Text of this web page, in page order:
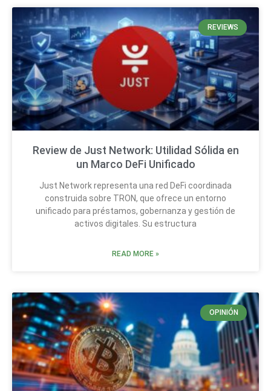
REVIEWS
Review de Just Network: Utilidad Sólida en
un Marco DeFi Unificado
Just Network representa una red DeFi coordinada
construida sobre TRON, que ofrece un entorno
unificado para préstamos, gobernanza y gestión de
activos digitales. Su estructura
READ MORE »
OPINIÓN